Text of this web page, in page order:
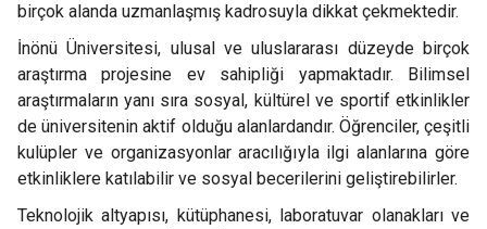
birçok alanda uzmanlaşmış kadrosuyla dikkat çekmektedir.
İnönü Üniversitesi, ulusal ve uluslararası düzeyde birçok
araştırma projesine ev sahipliği yapmaktadır. Bilimsel
araştırmaların yanı sıra sosyal, kültürel ve sportif etkinlikler
de üniversitenin aktif olduğu alanlardandır. Öğrenciler, çeşitli
kulüpler ve organizasyonlar aracılığıyla ilgi alanlarına göre
etkinliklere katılabilir ve sosyal becerilerini geliştirebilirler.
Teknolojik altyapısı, kütüphanesi, laboratuvar olanakları ve